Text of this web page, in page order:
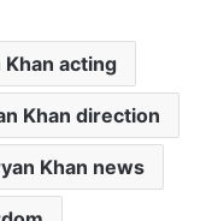
acting
Khan direction
Khan news